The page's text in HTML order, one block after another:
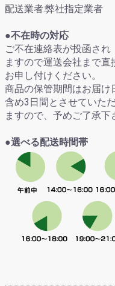
配送業者:弊社指定業者
●不在時の対応
ご不在連絡表が投函され
ますので運送会社まで直
お申し付けください。
商品の保管期間はお届け
含め3日間とさせていた
ますので、予めご了承下
●選べる配送時間帯